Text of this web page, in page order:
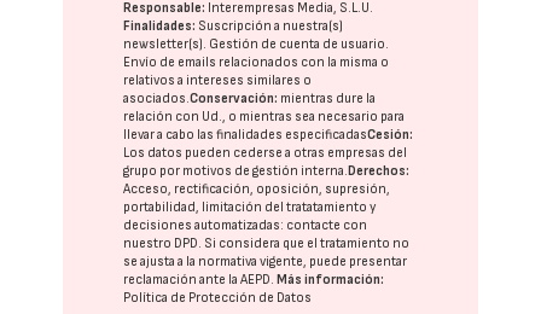
Responsable: Interempresas Media, S.L.U.
Finalidades: Suscripción a nuestra(s)
newsletter(s). Gestión de cuenta de usuario.
Envío de emails relacionados con la misma o
relativos a intereses similares o
asociados.Conservación: mientras dure la
relación con Ud., o mientras sea necesario para
llevar a cabo las finalidades especificadasCesión:
Los datos pueden cederse a otras empresas del
grupo por motivos de gestión interna. Derechos:
Acceso, rectificación, oposición, supresión,
portabilidad, limitación del tratatamiento y
decisiones automatizadas: contacte con
nuestro DPD. Si considera que el tratamiento no
se ajusta a la normativa vigente, puede presentar
reclamación ante laAEPD. Más información:
Política de Protección de Datos